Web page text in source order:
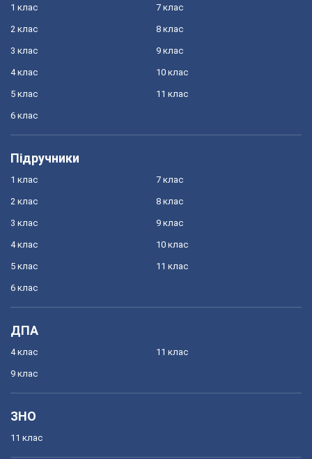
1 клас
2 клас
3 клас
4 клас
5 клас
6 клас
7 клас
8 клас
9 клас
10 клас
11 клас
Підручники
1 клас
2 клас
3 клас
4 клас
5 клас
6 клас
7 клас
8 клас
9 клас
10 клас
11 клас
ДПА
4 клас
9 клас
11 клас
ЗНО
11 клас